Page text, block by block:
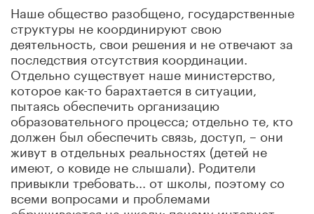
Наше общество разобщено, государственные
структуры не координируют свою
деятельность, свои решения и не отвечают за
последствия отсутствия координации.
Отдельно существует наше министерство,
которое как-то барахтается в ситуации,
пытаясь обеспечить организацию
образовательного процесса; отдельно те, кто
должен был обеспечить связь, доступ, – они
живут в отдельных реальностях (детей не
имеют, о ковиде не слышали). Родители
привыкли требовать... от школы, поэтому со
всеми вопросами и проблемами